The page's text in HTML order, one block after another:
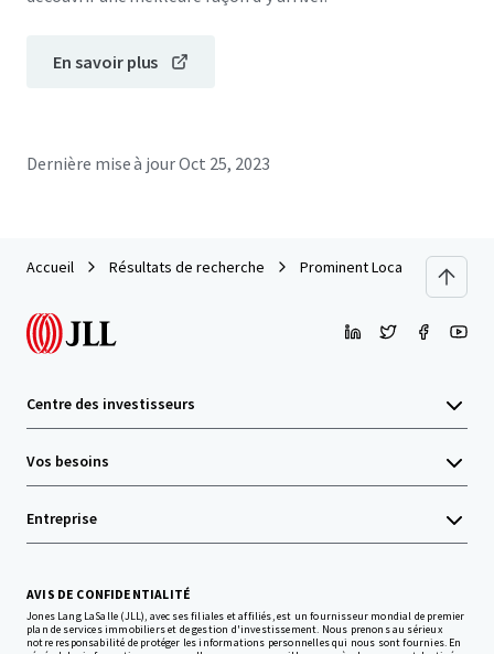
En savoir plus
Dernière mise à jourOct 25, 2023
Accueil Résultats de recherche Prominent Location Land in
Centre des investisseurs
Vos besoins
Entreprise
AVIS DE CONFIDENTIALITÉ
Jones Lang LaSalle (JLL), avec ses filiales et affiliés, est un fournisseur mondial de premier
plan de services immobiliers et de gestion d'investissement. Nous prenons au sérieux
notre responsabilité de protéger les informations personnelles qui nous sont fournies. En